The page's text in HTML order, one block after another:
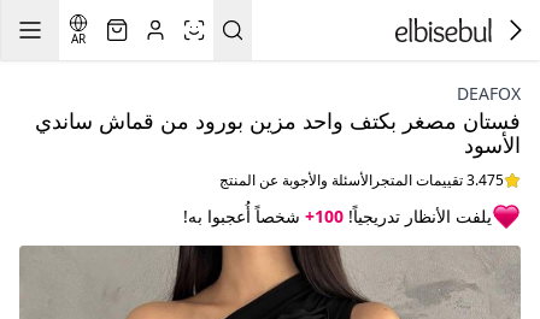
AR
DEAFOX
فستان مصغر بكتف واحد مزين بورود من قماش ساندي
الأسود
3.475 تقييمات المتجر الأسئلة والأجوبة عن المنتج
يلفت الأنظار تدريجياً! 100+ شخصاً أُعجبوا به!